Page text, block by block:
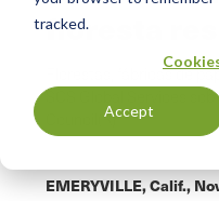
tracked.
Accept
floresta
Florestas, fábricas de
SCS Global Services
Council(R)
EMERYVILLE, Calif.,